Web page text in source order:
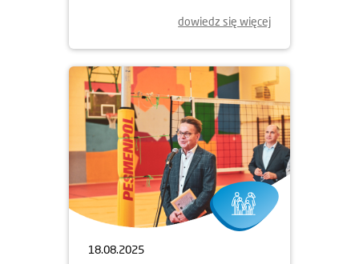
dowiedz się więcej
18.08.2025